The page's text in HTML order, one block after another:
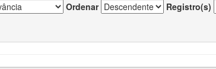
Ordenar Registro(s)